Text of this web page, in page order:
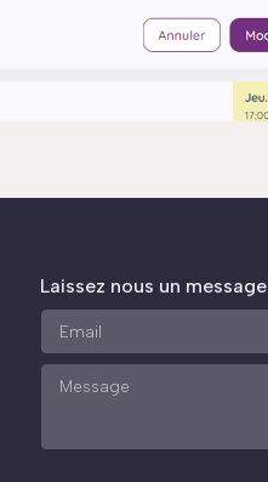
Laissez nous un message